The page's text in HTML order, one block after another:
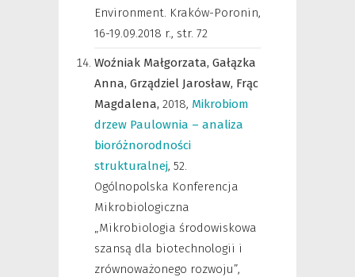
Environment. Kraków-Poronin,
16-19.09.2018 r., str. 72
Woźniak Małgorzata, Gałązka
Anna, Grządziel Jarosław, Frąc
Magdalena, 2018, Mikrobiom
drzew Paulownia – analiza
bioróżnorodności
strukturalnej, 52.
Ogólnopolska Konferencja
Mikrobiologiczna
„Mikrobiologia środowiskowa
szansą dla biotechnologii i
zrównoważonego rozwoju”,